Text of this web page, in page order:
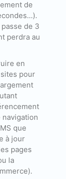
de
de 3
perdra au
en
pour
que
à jour
pages
la